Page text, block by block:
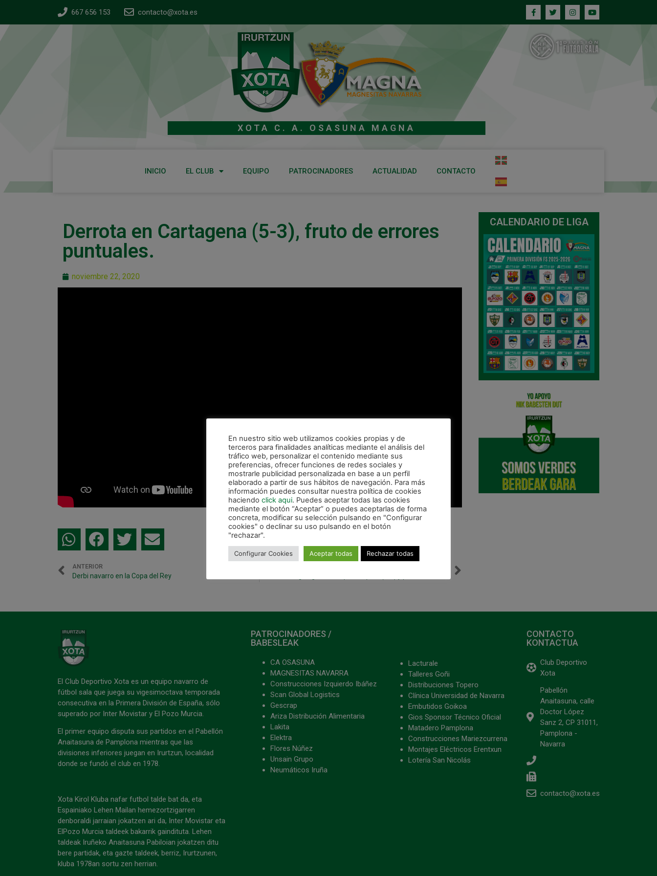
667 656 153 contacto@xota.es
XOTA C. A. OSASUNA MAGNA
INICIO EL CLUB EQUIPO PATROCINADORES ACTUALIDAD CONTACTO
Derrota en Cartagena (5-3), fruto de errores
puntuales.
noviembre 22, 2020
ANTERIOR
Derbi navarro en la Copa del Rey
CALENDARIO DE LIGA
El Club Deportivo Xota es un equipo navarro de
fútbol sala que juega su vigesimoctava temporada
consecutiva en la Primera División de España, sólo
superado por Inter Movistar y El Pozo Murcia.
El primer equipo disputa sus partidos en el Pabellón
Anaitasuna de Pamplona mientras que las
divisiones inferiores juegan en Irurtzun, localidad
donde se fundó el club en 1978.
Xota Kirol Kluba nafar futbol talde bat da, eta
Espainiako Lehen Mailan hemezortzigarren
denboraldi jarraian jokatzen ari da, Inter Movistar eta
ElPozo Murcia taldeek bakarrik gaindituta. Lehen
taldeak Iruñeko Anaitasuna Pabiloian jokatzen ditu
bere partidak, eta gazte taldeek, berriz, Irurtzunen,
kluba 1978an sortu zen herrian.
PATROCINADORES /
BABESLEAK
CA OSASUNA
MAGNESITAS NAVARRA
Construcciones Izquierdo Ibáñez
Scan Global Logistics
Gescrap
Ariza Distribución Alimentaria
Lakita
Elektra
Flores Núñez
Unsain Grupo
Neumáticos Iruña
Lacturale
Talleres Goñi
Distribuciones Topero
Clínica Universidad de Navarra
Embutidos Goikoa
Gios Sponsor Técnico Oficial
Matadero Pamplona
Construcciones Mariezcurrena
Montajes Eléctricos Erentxun
Lotería San Nicolás
CONTACTO
KONTACTUA
Club Deportivo
Xota
Pabellón
Anaitasuna, calle
Doctor López
Sanz 2, CP 31011,
Pamplona -
Navarra
contacto@xota.es
En nuestro sitio web utilizamos cookies propias y de
terceros para finalidades analíticas mediante el análisis del
tráfico web, personalizar el contenido mediante sus
preferencias, ofrecer funciones de redes sociales y
mostrarle publicidad personalizada en base a un perfil
elaborado a partir de sus hábitos de navegación. Para más
información puedes consultar nuestra política de cookies
haciendo click aqui. Puedes aceptar todas las cookies
mediante el botón “Aceptar” o puedes aceptarlas de forma
concreta, modificar su selección pulsando en "Configurar
cookies" o declinar su uso pulsando en el botón
"rechazar".
Configurar Cookies Aceptar todas Rechazar todas